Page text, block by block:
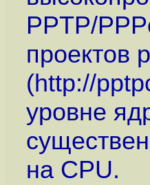
PPTP/
проектов
(http://
уровне
на CPU.